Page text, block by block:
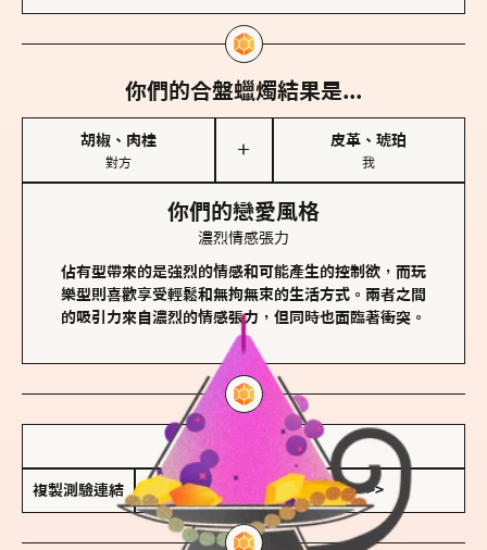
你們的合盤蠟燭結果是...
胡椒、肉桂
對方
＋
皮革、琥珀
我
你們的戀愛風格
濃烈情感張力
佔有型帶來的是強烈的情感和可能產生的控制欲，而玩
樂型則喜歡享受輕鬆和無拘無束的生活方式。兩者之間
的吸引力來自濃烈的情感張力，但同時也面臨著衝突。
儲存我的結果圖
複製測驗連結 查看香氛類型全解析 >>>